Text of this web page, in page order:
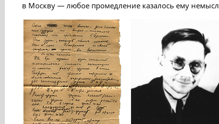
в Москву — любое промедление казалось ему